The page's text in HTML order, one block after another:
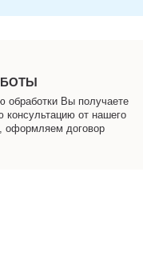
обработки Вы получаете
консультацию от нашего
оформляем договор